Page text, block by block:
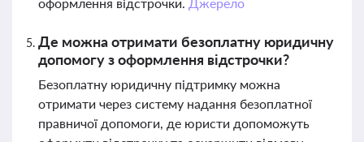
Де можна отримати безоплатну юридичну
допомогу з оформлення відстрочки?
Безоплатну юридичну підтримку можна
отримати через систему надання безоплатної
правничої допомоги, де юристи допоможуть